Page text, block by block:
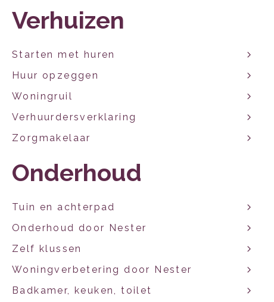
Verhuizen
Starten met huren
Huur opzeggen
Woningruil
Verhuurdersverklaring
Zorgmakelaar
Onderhoud
Tuin en achterpad
Onderhoud door Nester
Zelf klussen
Woningverbetering door Nester
Badkamer, keuken, toilet